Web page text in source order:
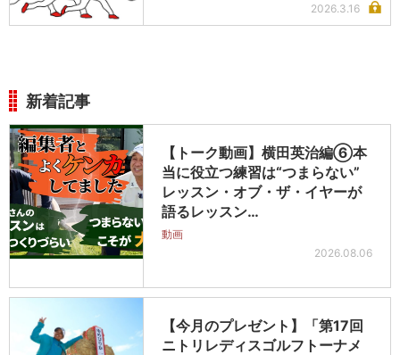
2026.3.16
新着記事
【トーク動画】横田英治編⑥本
当に役立つ練習は“つまらない”
レッスン・オブ・ザ・イヤーが
語るレッスン…
動画
2026.08.06
【今月のプレゼント】「第17回
ニトリレディスゴルフトーナメ